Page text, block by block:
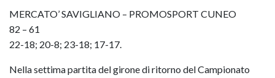
MERCATO’ SAVIGLIANO – PROMOSPORT CUNEO
82 – 61
22-18; 20-8; 23-18; 17-17.
Nella settima partita del girone di ritorno del Campionato